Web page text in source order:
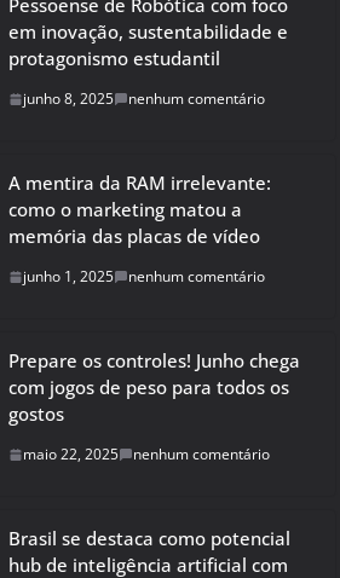
Pessoense de Robótica com foco
em inovação, sustentabilidade e
protagonismo estudantil
junho 8, 2025 nenhum comentário
A mentira da RAM irrelevante:
como o marketing matou a
memória das placas de vídeo
junho 1, 2025 nenhum comentário
Prepare os controles! Junho chega
com jogos de peso para todos os
gostos
maio 22, 2025 nenhum comentário
Brasil se destaca como potencial
hub de inteligência artificial com